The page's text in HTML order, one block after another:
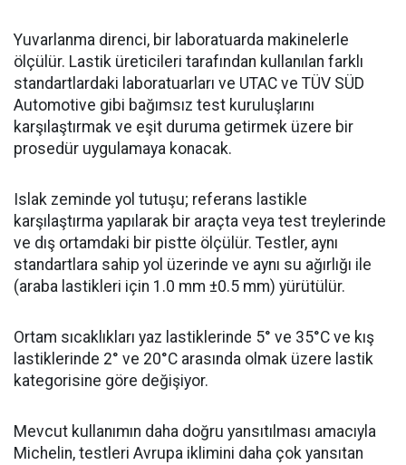
Yuvarlanma direnci, bir laboratuarda makinelerle
ölçülür. Lastik üreticileri tarafından kullanılan farklı
standartlardaki laboratuarları ve UTAC ve TÜV SÜD
Automotive gibi bağımsız test kuruluşlarını
karşılaştırmak ve eşit duruma getirmek üzere bir
prosedür uygulamaya konacak.
Islak zeminde yol tutuşu; referans lastikle
karşılaştırma yapılarak bir araçta veya test treylerinde
ve dış ortamdaki bir pistte ölçülür. Testler, aynı
standartlara sahip yol üzerinde ve aynı su ağırlığı ile
(araba lastikleri için 1.0 mm ±0.5 mm) yürütülür.
Ortam sıcaklıkları yaz lastiklerinde 5° ve 35°C ve kış
lastiklerinde 2° ve 20°C arasında olmak üzere lastik
kategorisine göre değişiyor.
Mevcut kullanımın daha doğru yansıtılması amacıyla
Michelin, testleri Avrupa iklimini daha çok yansıtan